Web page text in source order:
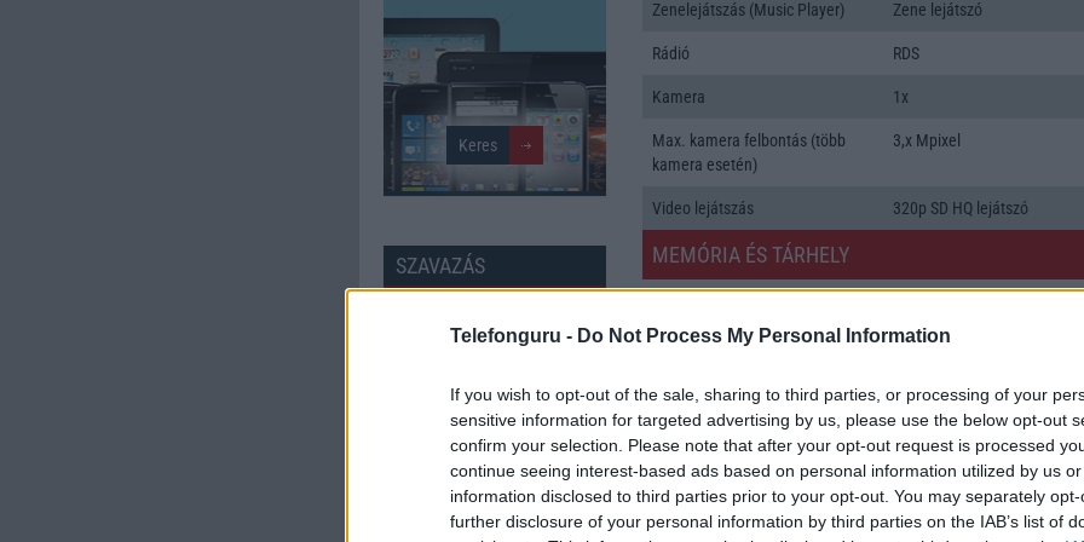
Telefonguru - Do Not Process My Personal Information
If you wish to opt-out of the sale, sharing to third parties, or processing of your
sensitive information for targeted advertising by us, please use the below opt-out
confirm your selection. Please note that after your opt-out request is processed
continue seeing interest-based ads based on personal information utilized by us
information disclosed to third parties prior to your opt-out. You may separately
further disclosure of your personal information by third parties on the IAB’s list of
SZAVAZÁS
Minőség: 7.55
Értékelés: 7.50 | Szavazatok: 139
Zenelejátszás (Music Player) Zene lejátszó
Rádió RDS
Kamera 1x
Max. kamera felbontás (több
kamera esetén)
3,x Mpixel
Video lejátszás 320p SD HQ lejátszó
MEMÓRIA ÉS TÁRHELY
Min. memória 48 MB
Min. háttértár Nincs
Memória bővíthetőség T-Flash/microSD
ADATCSERE
GPRS Van